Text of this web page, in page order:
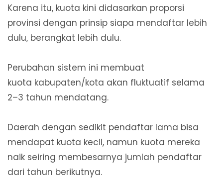
Karena itu, kuota kini didasarkan proporsi
provinsi dengan prinsip siapa mendaftar lebih
dulu, berangkat lebih dulu.
Perubahan sistem ini membuat
kuota kabupaten/kota akan fluktuatif selama
2–3 tahun mendatang.
Daerah dengan sedikit pendaftar lama bisa
mendapat kuota kecil, namun kuota mereka
naik seiring membesarnya jumlah pendaftar
dari tahun berikutnya.